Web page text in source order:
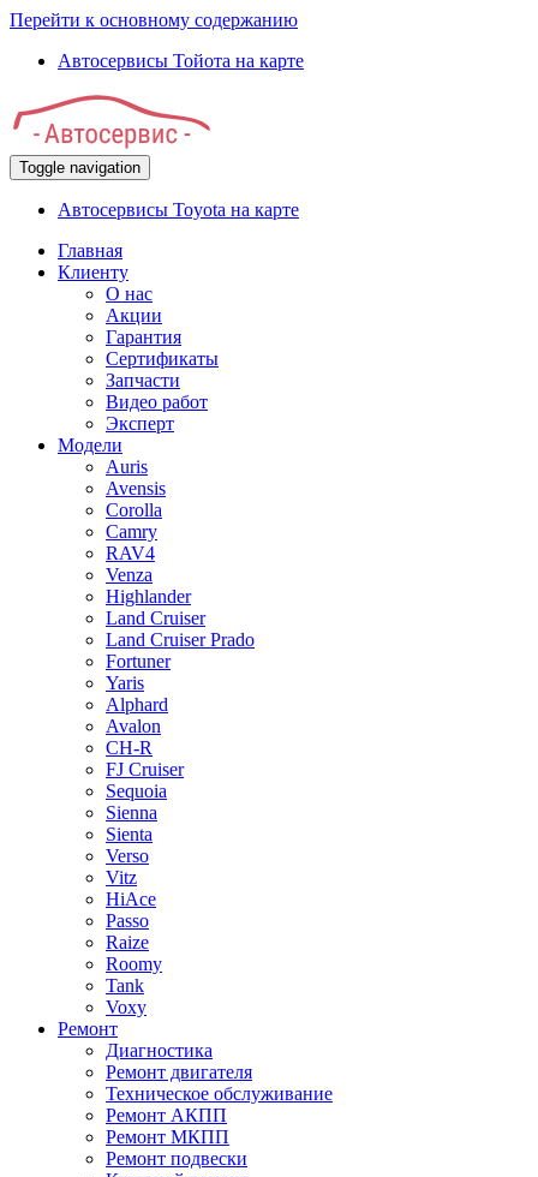
Перейти к основному содержанию
Автосервисы Тойота на карте
Toggle navigation
Автосервисы Toyota на карте
Главная
Клиенту
О нас
Акции
Гарантия
Сертификаты
Запчасти
Видео работ
Эксперт
Модели
Auris
Avensis
Corolla
Camry
RAV4
Venza
Highlander
Land Cruiser
Land Cruiser Prado
Fortuner
Yaris
Alphard
Avalon
CH-R
FJ Cruiser
Sequoia
Sienna
Sienta
Verso
Vitz
HiAce
Passo
Raize
Roomy
Tank
Voxy
Ремонт
Диагностика
Ремонт двигателя
Техническое обслуживание
Ремонт АКПП
Ремонт МКПП
Ремонт подвески